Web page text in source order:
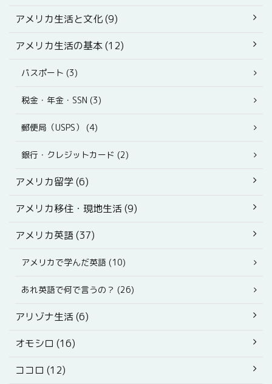
アメリカ生活と文化 (9)
アメリカ生活の基本 (12)
パスポート (3)
税金・年金・SSN (3)
郵便局（USPS） (4)
銀行・クレジットカード (2)
アメリカ留学 (6)
アメリカ移住・現地生活 (9)
アメリカ英語 (37)
アメリカで学んだ英語 (10)
あれ英語で何で言うの？ (26)
アリゾナ生活 (6)
オモシロ (16)
ココロ (12)